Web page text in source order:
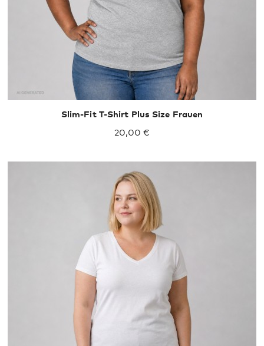
Slim-Fit T-Shirt Plus Size Frauen
20,00 €